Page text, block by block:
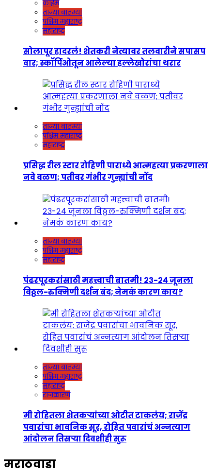
क्राईम
ताज्या बातम्या
पश्चिम महाराष्ट्र
महाराष्ट्र
सोलापूर हादरलं! शेतकरी नेत्यावर तलवारीने सपासप
वार; स्कॉर्पिओतून आलेल्या हल्लेखोरांचा थरार
ताज्या बातम्या
पश्चिम महाराष्ट्र
महाराष्ट्र
प्रसिद्ध रील स्टार रोहिणी पाराध्ये आत्महत्या प्रकरणाला
नवे वळण; पतीवर गंभीर गुन्ह्यांची नोंद
ताज्या बातम्या
पश्चिम महाराष्ट्र
महाराष्ट्र
पंढरपूरकरांसाठी महत्त्वाची बातमी! २३-२४ जूनला
विठ्ठल-रुक्मिणी दर्शन बंद; नेमकं कारण काय?
ताज्या बातम्या
पश्चिम महाराष्ट्र
महाराष्ट्र
राजकारण
मी रोहितला शेतकऱ्यांच्या ओटीत टाकलंय; राजेंद्र
पवारांचा भावनिक सूर, रोहित पवारांचं अन्नत्याग
आंदोलन तिसऱ्या दिवशीही सुरू
मराठवाडा